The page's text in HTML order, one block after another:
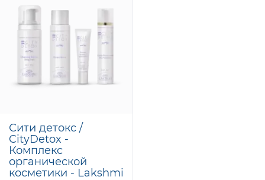
Сити детокс /
CityDetox -
Комплекс
органической
косметики - Lakshmi